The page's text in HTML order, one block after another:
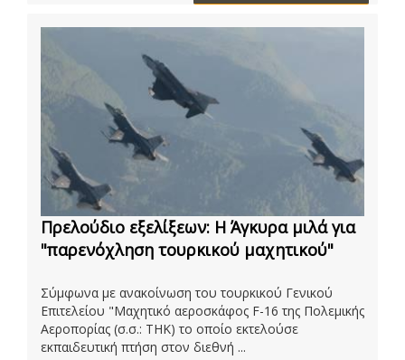
Πρελούδιο εξελίξεων: Η Άγκυρα μιλά για
"παρενόχληση τουρκικού μαχητικού"
Σύμφωνα με ανακοίνωση του τουρκικού Γενικού
Επιτελείου "Μαχητικό αεροσκάφος F-16 της Πολεμικής
Αεροπορίας (σ.σ.: ΤΗΚ) το οποίο εκτελούσε
εκπαιδευτική πτήση στον διεθνή ...